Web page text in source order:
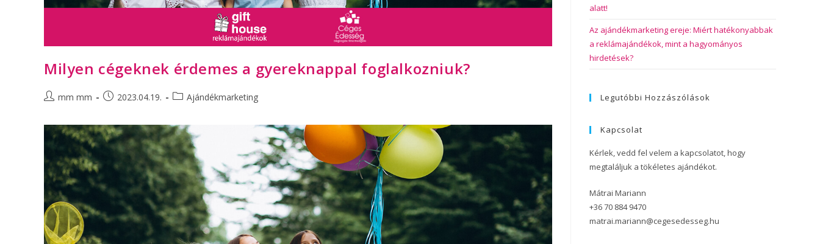
Milyen cégeknek érdemes a gyereknappal foglalkozniuk?
mm mm 2023.04.19. Ajándékmarketing
alatt!
Az ajándékmarketing ereje: Miért hatékonyabbak
a reklámajándékok, mint a hagyományos
hirdetések?
Legutóbbi Hozzászólások
Kapcsolat
Kérlek, vedd fel velem a kapcsolatot, hogy
megtaláljuk a tökéletes ajándékot.
Mátrai Mariann
+36 70 884 9470
matrai.mariann@cegesedesseg.hu